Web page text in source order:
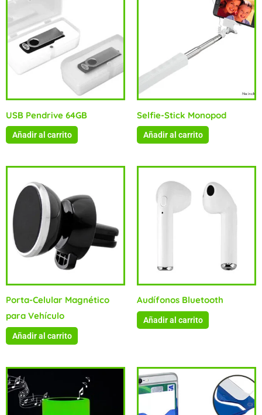
USB Pendrive 64GB
Añadir al carrito
Selfie-Stick Monopod
Añadir al carrito
Porta-Celular Magnético
para Vehículo
Añadir al carrito
Audífonos Bluetooth
Añadir al carrito